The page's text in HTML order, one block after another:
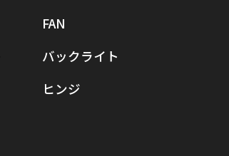
FAN
バックライト
ヒンジ